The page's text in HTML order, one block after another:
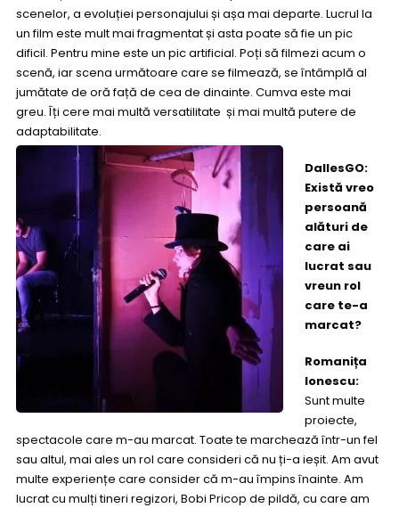
scenelor, a evoluției personajului și așa mai departe. Lucrul la
un film este mult mai fragmentat și asta poate să fie un pic
dificil. Pentru mine este un pic artificial. Poți să filmezi acum o
scenă, iar scena următoare care se filmează, se întâmplă al
jumătate de oră față de cea de dinainte. Cumva este mai
greu. Îți cere mai multă versatilitate și mai multă putere de
adaptabilitate.
DallesGO:
Există vreo
persoană
alături de
care ai
lucrat sau
vreun rol
care te-a
marcat?
Romanița
Ionescu:
Sunt multe
proiecte,
spectacole care m-au marcat. Toate te marchează într-un fel
sau altul, mai ales un rol care consideri că nu ți-a ieșit. Am avut
multe experiențe care consider că m-au împins înainte. Am
lucrat cu mulți tineri regizori, Bobi Pricop de pildă, cu care am